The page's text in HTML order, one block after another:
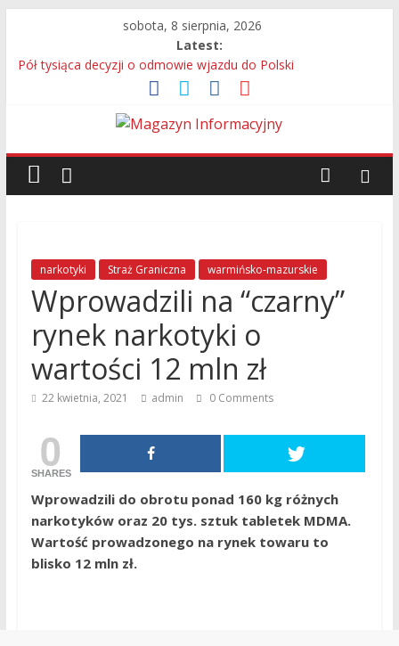
sobota, 8 sierpnia, 2026
Latest:
Pół tysiąca decyzji o odmowie wjazdu do Polski
Bagaż bez właściciela przyczyną interwencji na lotnisku
Legia Warszawa i adidas prezentują nową koszulkę
Próbowali uniknąć odpowiedzialności – 280 osób
zatrzymanych przez Straż Graniczną
narkotyki Straż Graniczna warmińsko-mazurskie
Wprowadzili na “czarny”
rynek narkotyki o
wartości 12 mln zł
22 kwietnia, 2021 admin 0 Comments
0
SHARES
Wprowadzili do obrotu ponad 160 kg różnych
narkotyków oraz 20 tys. sztuk tabletek MDMA.
Wartość prowadzonego na rynek towaru to
blisko 12 mln zł.